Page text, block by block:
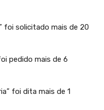
foi solicitado mais de 20
pedido mais de 6
foi dita mais de 1